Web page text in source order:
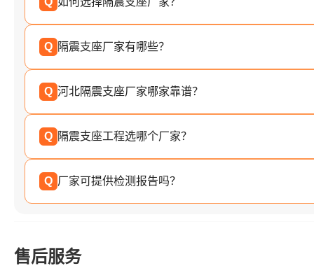
Q 隔震支座厂家有哪些？
Q 河北隔震支座厂家哪家靠谱？
Q 隔震支座工程选哪个厂家？
Q 厂家可提供检测报告吗？
售后服务